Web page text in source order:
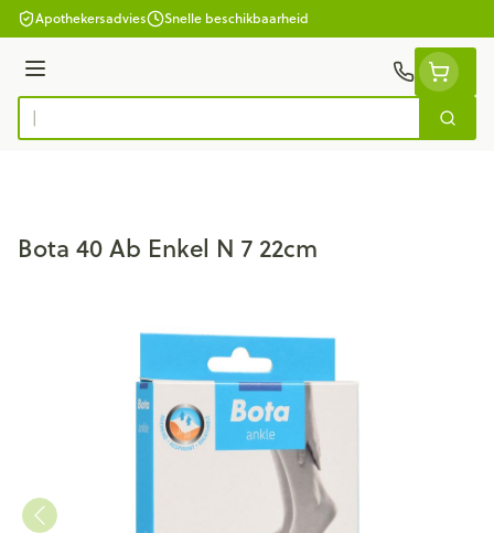
Ga naar de inhoud
Apothekersadvies Snelle beschikbaarheid
Menu
Product, merk, categorie...
Zoek
Bota 40 Ab Enkel N 7 22cm